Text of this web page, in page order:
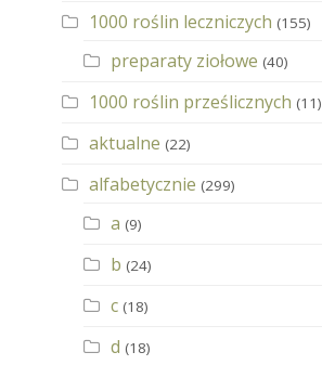
1000 roślin leczniczych (155)
preparaty ziołowe (40)
1000 roślin prześlicznych (11)
aktualne (22)
alfabetycznie (299)
a (9)
b (24)
c (18)
d (18)